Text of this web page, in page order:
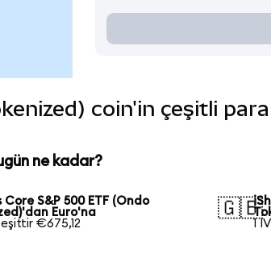
coin'in çeşitli
ne kadar?
Core S&P 500 ETF (Ondo
Euro'na
eşittir €675,12
🇬🇧
1